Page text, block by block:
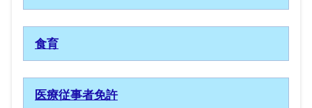
食育
医療従事者免許